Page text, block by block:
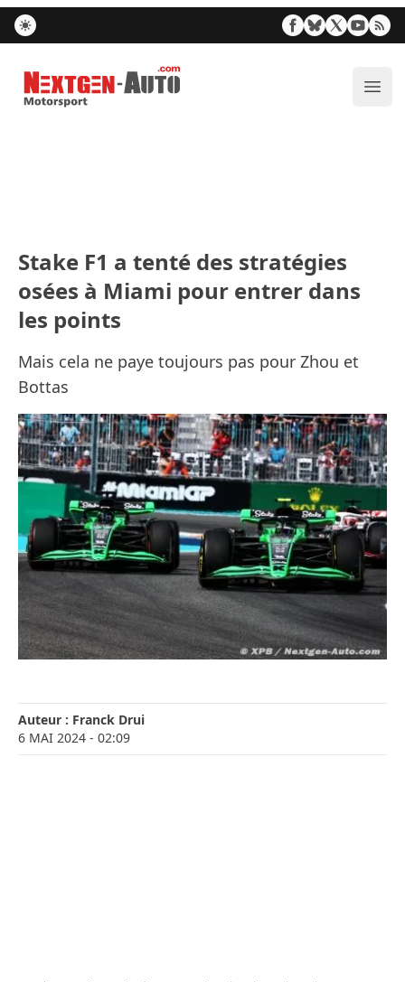
Nextgen-Auto.com
Stake F1 a tenté des stratégies
osées à Miami pour entrer dans
les points
Mais cela ne paye toujours pas pour Zhou et
Bottas
Auteur : Franck Drui
6 MAI 2024 - 02:09